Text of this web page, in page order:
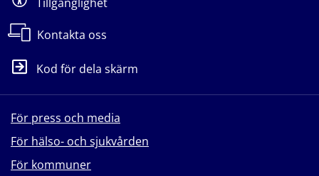
Kontakta oss
Kod för dela skärm
För press och media
För hälso- och sjukvården
För kommuner